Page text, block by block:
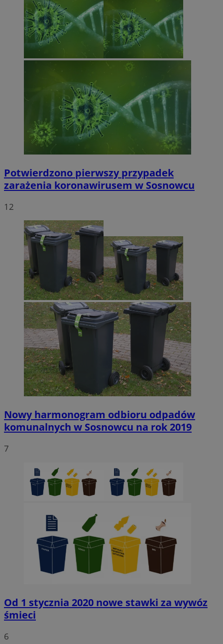
Potwierdzono pierwszy przypadek
zarażenia koronawirusem w Sosnowcu
12
Nowy harmonogram odbioru odpadów
komunalnych w Sosnowcu na rok 2019
7
Od 1 stycznia 2020 nowe stawki za wywóz
śmieci
6